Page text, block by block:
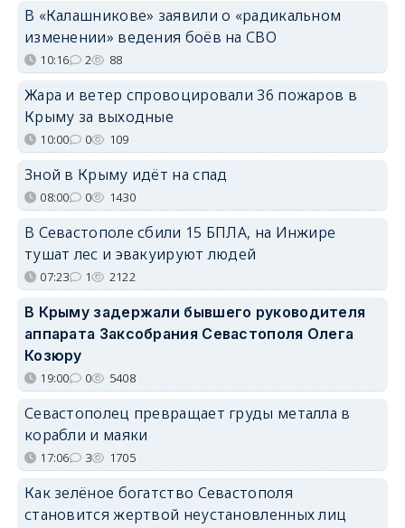
В «Калашникове» заявили о «радикальном
изменении» ведения боёв на СВО
10:16 2 88
Жара и ветер спровоцировали 36 пожаров в
Крыму за выходные
10:00 0 109
Зной в Крыму идёт на спад
08:00 0 1430
В Севастополе сбили 15 БПЛА, на Инжире
тушат лес и эвакуируют людей
07:23 1 2122
В Крыму задержали бывшего руководителя
аппарата Заксобрания Севастополя Олега
Козюру
19:00 0 5408
Севастополец превращает груды металла в
корабли и маяки
17:06 3 1705
Как зелёное богатство Севастополя
становится жертвой неустановленных лиц